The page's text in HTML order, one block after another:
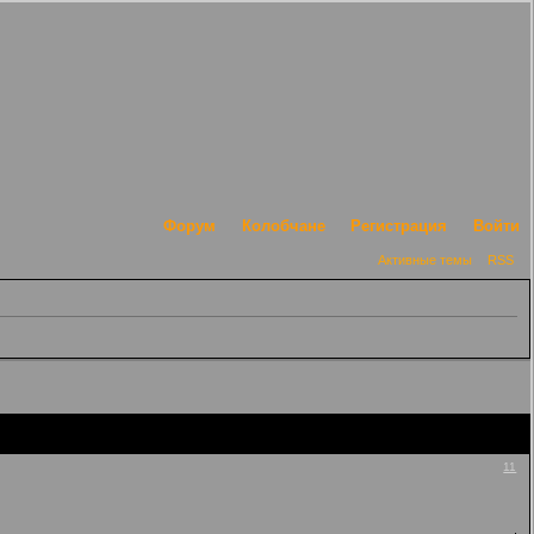
Форум Колобчане Регистрация Войти
Активные темы RSS
11